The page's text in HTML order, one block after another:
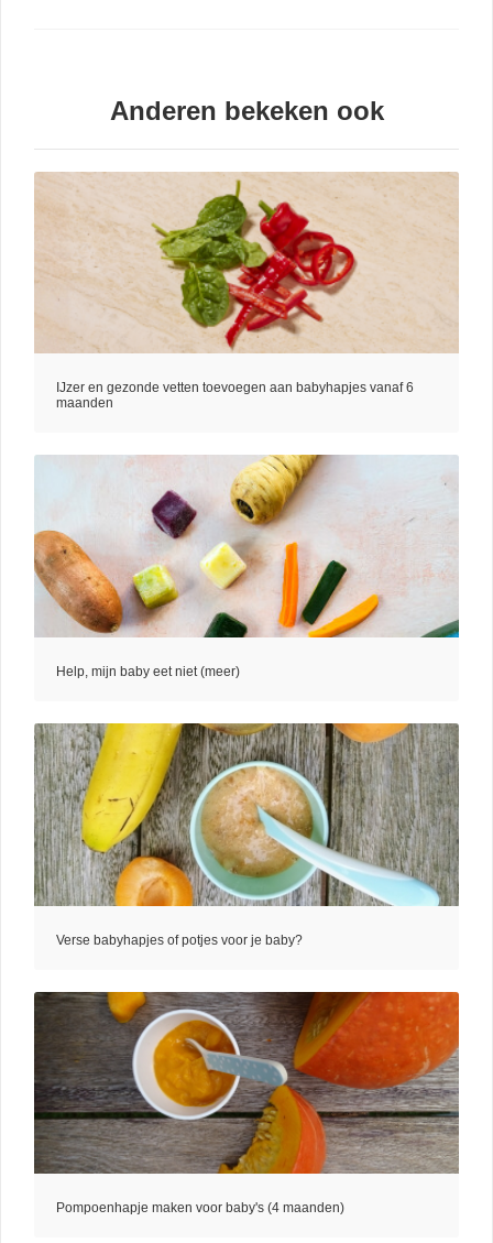
Anderen bekeken ook
IJzer en gezonde vetten toevoegen aan babyhapjes vanaf 6
maanden
Help, mijn baby eet niet (meer)
Verse babyhapjes of potjes voor je baby?
Pompoenhapje maken voor baby's (4 maanden)